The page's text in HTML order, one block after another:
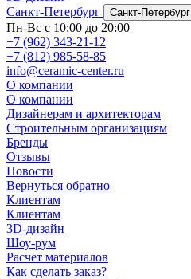
Санкт-Петербург
Санкт-Петербург
Пн-Вс с 10:00 до 20:00
+7 (962) 343-21-12
+7 (812) 985-58-85
info@ceramic-center.ru
О компании
О компании
Дизайнерам и архитекторам
Строительным организациям
Бренды
Отзывы
Новости
Вернуться обратно
Клиентам
Клиентам
3D-дизайн
Шоу-рум
Расчет материалов
Как сделать заказ?